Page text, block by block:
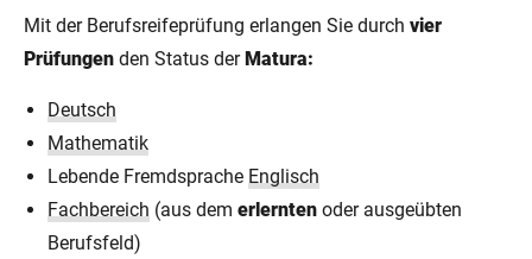
Mit der Berufsreifeprüfung erlangen Sie durch vier
Prüfungen den Status derMatura:
Deutsch
Mathematik
Lebende Fremdsprache Englisch
Fachbereich (aus dem erlernten oder ausgeübten
Berufsfeld)